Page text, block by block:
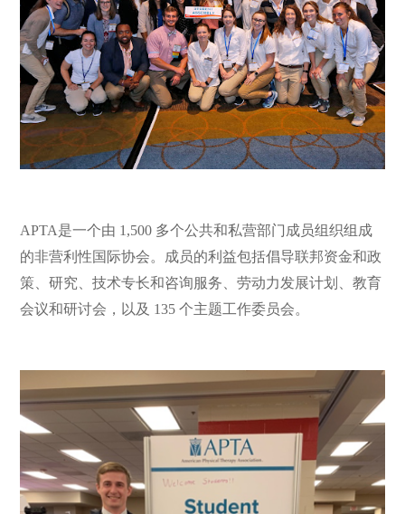
APTA是一个由 1,500 多个公共和私营部门成员组织组成
的非营利性国际协会。成员的利益包括倡导联邦资金和政
策、研究、技术专长和咨询服务、劳动力发展计划、教育
会议和研讨会，以及 135 个主题工作委员会。